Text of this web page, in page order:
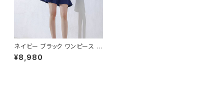
ネイビー ブラック ワンピース レ
ディース ミニドレス シフォン袖
フリル裾 スクエアネック タイト
¥8,980